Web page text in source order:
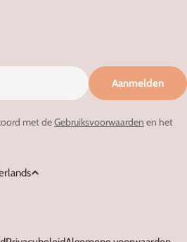
Aanmelden
met deGebruiksvoorwaarden en het